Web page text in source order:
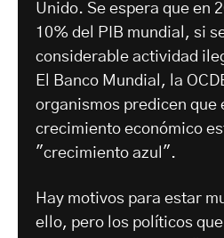
Unido. Se espera que en
10% del PIB mundial, si
considerable actividad
El Banco Mundial, la
organismos predicen que
crecimiento económico
"crecimiento azul".
Hay motivos para estar
ello, pero los políticos